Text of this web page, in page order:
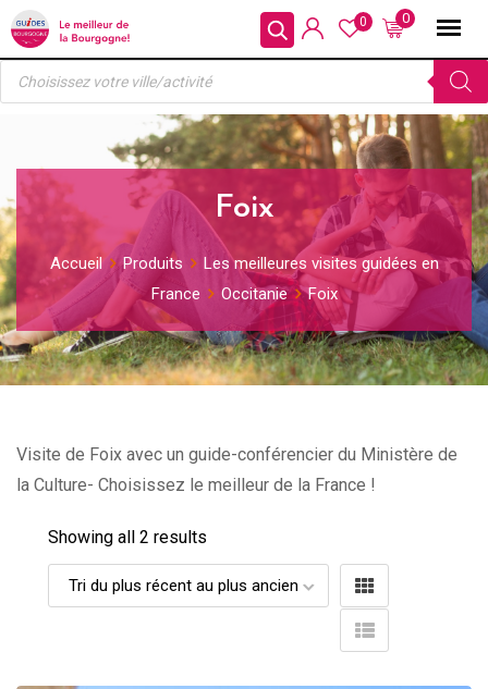
Skip
to
content
0
0
Recherche
produits
Foix
Accueil Produits
Les meilleures visites guidées en
France
Occitanie Foix
Visite de Foix avec un guide-conférencier du Ministère de
la Culture- Choisissez le meilleur de la France !
Showing all 2 results